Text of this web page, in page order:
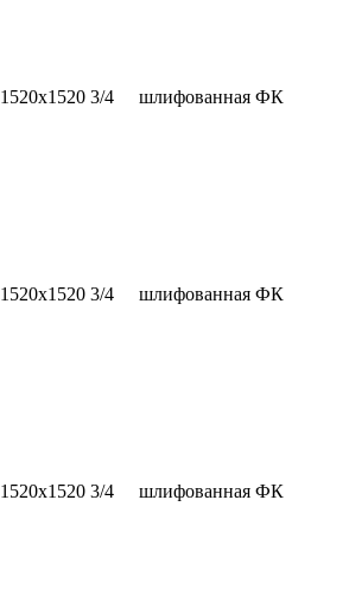
1520х1520 3/4 шлифованная ФК
1520х1520 3/4 шлифованная ФК
1520х1520 3/4 шлифованная ФК